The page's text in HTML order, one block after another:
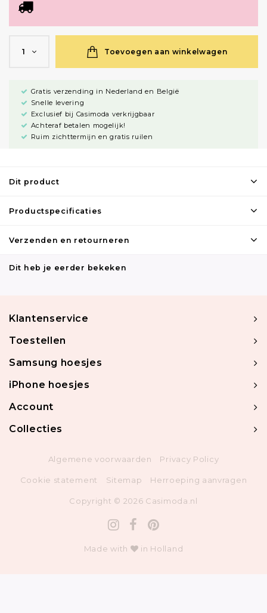
1 Toevoegen aan winkelwagen
Gratis verzending in Nederland en België
Snelle levering
Exclusief bij Casimoda verkrijgbaar
Achteraf betalen mogelijk!
Ruim zichttermijn en gratis ruilen
Dit product
Productspecificaties
Verzenden en retourneren
Dit heb je eerder bekeken
Klantenservice
Toestellen
Samsung hoesjes
iPhone hoesjes
Account
Collecties
Algemene voorwaarden Privacy Policy
Cookie statement Sitemap Herroeping aanvragen
Copyright © 2026 Casimoda.nl
Made with in Holland